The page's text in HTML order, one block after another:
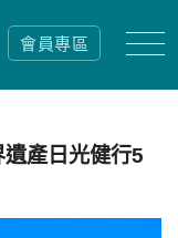
會員專區
遺產日光健行5